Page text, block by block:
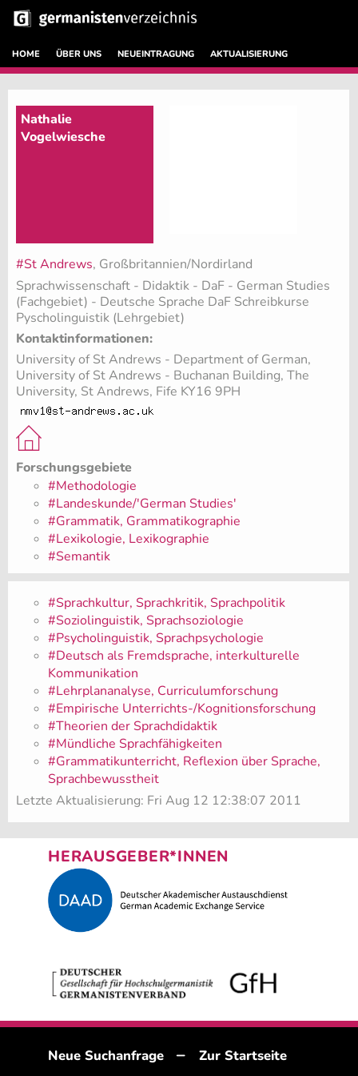
HOME ÜBER UNS NEUEINTRAGUNG AKTUALISIERUNG
Nathalie
Vogelwiesche
#St Andrews, Großbritannien/Nordirland
Sprachwissenschaft - Didaktik - DaF - German Studies
(Fachgebiet) - Deutsche Sprache DaF Schreibkurse
Pyscholinguistik (Lehrgebiet)
Kontaktinformationen:
University of St Andrews - Department of German,
University of St Andrews - Buchanan Building, The
University, St Andrews, Fife KY16 9PH
Forschungsgebiete
#Methodologie
#Landeskunde/'German Studies'
#Grammatik, Grammatikographie
#Lexikologie, Lexikographie
#Semantik
#Sprachkultur, Sprachkritik, Sprachpolitik
#Soziolinguistik, Sprachsoziologie
#Psycholinguistik, Sprachpsychologie
#Deutsch als Fremdsprache, interkulturelle
Kommunikation
#Lehrplananalyse, Curriculumforschung
#Empirische Unterrichts-/Kognitionsforschung
#Theorien der Sprachdidaktik
#Mündliche Sprachfähigkeiten
#Grammatikunterricht, Reflexion über Sprache,
Sprachbewusstheit
Letzte Aktualisierung: Fri Aug 12 12:38:07 2011
HERAUSGEBER*INNEN
Neue Suchanfrage – Zur Startseite